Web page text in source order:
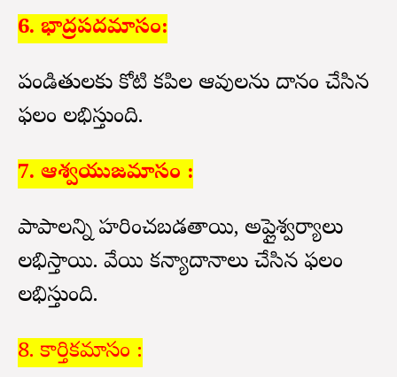
6. భాద్రపదమాసం:
పండితులకు కోటి కపిల ఆవులను దానం చేసిన
ఫలం లభిస్తుంది.
7. ఆశ్వయుజమాసం :
పాపాలన్ని హరించబడతాయి, అప్లైశ్వర్యాలు
లభిస్తాయి. వేయి కన్యాదానాలు చేసిన ఫలం
లభిస్తుంది.
8. కార్తికమాసం :